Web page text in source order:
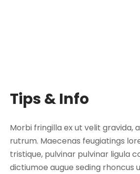
Tips & Info
Morbi fringilla ex ut velit gravida,
rutrum. Maecenas feugiatings
tristique, pulvinar pulvinar ligula
dictiumoe augue seding rhoncus